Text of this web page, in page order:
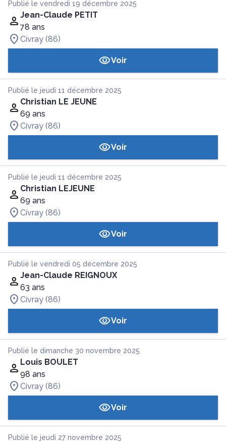
Publié le vendredi 19 décembre 2025
Jean-Claude PETIT
78 ans
Civray (86)
Voir
Publié le jeudi 11 décembre 2025
Christian LE JEUNE
69 ans
Civray (86)
Voir
Publié le jeudi 11 décembre 2025
Christian LEJEUNE
69 ans
Civray (86)
Voir
Publié le vendredi 05 décembre 2025
Jean-Claude REIGNOUX
63 ans
Civray (86)
Voir
Publié le dimanche 30 novembre 2025
Louis BOULET
98 ans
Civray (86)
Voir
Publié le jeudi 27 novembre 2025